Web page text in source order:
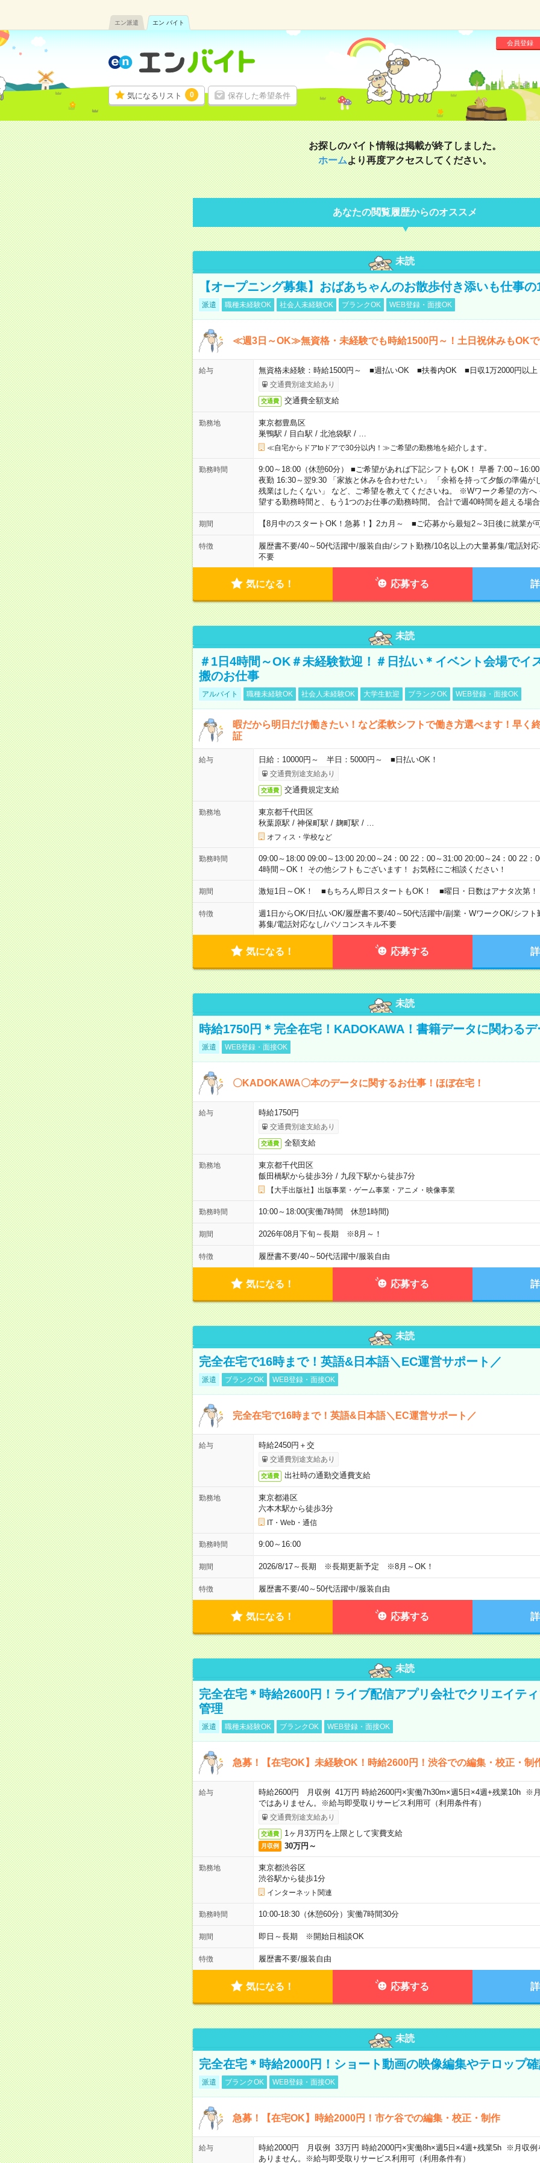
エン派遣 エン バイト
気になるリスト 0 保存した希望条件
会員登録
お探しのバイト情報は掲載が終了しました。
ホームより再度アクセスしてください。
あなたの閲覧履歴からのオススメ
未読
【オープニング募集】おばあちゃんのお散歩付き添いも仕事の
派遣 職種未経験OK 社会人未経験OK ブランクOK WEB登録・面接OK
≪週3日～OK≫無資格・未経験でも時給1500円～！土日祝休みもOK
給与 無資格未経験：時給1500円～ ■週払いOK ■扶養内OK ■日収1万2000円以上
交通費別途支給あり
交通費 交通費全額支給
勤務地
東京都豊島区
巣鴨駅 / 目白駅 / 北池袋駅 / …
≪自宅からドアtoドアで30分以内！≫ご希望の勤務地を紹介します。
勤務時間
9:00～18:00（休憩60分） ■ご希望があれば下記シフトもOK！ 早番 7:00～
夜勤 16:30～翌9:30 「家族と休みを合わせたい」 「余裕を持って夕飯の準備が
残業はしたくない」 など、ご希望を教えてくださいね。 ※Wワーク希望の方へ
望する勤務時間と、もう1つのお仕事の勤務時間。 合計で週40時間を超える場
期間 【8月中のスタートOK！急募！】2カ月～ ■ご応募から最短2～3日後に就業が
特徴 履歴書不要/40～50代活躍中/服装自由/シフト勤務/10名以上の大量募集/電話対
不要
気になる！ 応募する
未読
＃1日4時間～OK＃未経験歓迎！＃日払い＊イベント会場でイ
搬のお仕事
アルバイト 職種未経験OK 社会人未経験OK 大学生歓迎 ブランクOK WEB登録・面接OK
暇だから明日だけ働きたい！など柔軟シフトで働き方選べます！早く
証
給与 日給：10000円～ 半日：5000円～ ■日払いOK！
交通費別途支給あり
交通費 交通費規定支給
勤務地
東京都千代田区
秋葉原駅 / 神保町駅 / 麹町駅 / …
オフィス・学校など
勤務時間
09:00～18:00 09:00～13:00 20:00～24：00 22：00～31:00 20:00～24：00 22
4時間～OK！ その他シフトもございます！ お気軽にご相談ください！
期間 激短1日～OK！ ■もちろん即日スタートもOK！ ■曜日・日数はアナタ次第！
特徴 週1日からOK/日払いOK/履歴書不要/40～50代活躍中/副業・WワークOK/シフト
募集/電話対応なし/パソコンスキル不要
気になる！ 応募する
未読
時給1750円＊完全在宅！KADOKAWA！書籍データに関わる
派遣 WEB登録・面接OK
〇KADOKAWA〇本のデータに関するお仕事！ほぼ在宅！
給与 時給1750円
交通費別途支給あり
交通費 全額支給
勤務地
東京都千代田区
飯田橋駅から徒歩3分/ 九段下駅から徒歩7分
【大手出版社】出版事業・ゲーム事業・アニメ・映像事業
勤務時間 10:00～18:00(実働7時間 休憩1時間)
期間 2026年08月下旬～長期 ※8月～！
特徴 履歴書不要/40～50代活躍中/服装自由
気になる！ 応募する
未読
完全在宅で16時まで！英語&日本語＼EC運営サポート／
派遣 ブランクOK WEB登録・面接OK
完全在宅で16時まで！英語&日本語＼EC運営サポート／
給与 時給2450円＋交
交通費別途支給あり
交通費 出社時の通勤交通費支給
勤務地
東京都港区
六本木駅から徒歩3分
IT・Web・通信
勤務時間 9:00～16:00
期間 2026/8/17～長期 ※長期更新予定 ※8月～OK！
特徴 履歴書不要/40～50代活躍中/服装自由
気になる！ 応募する
未読
完全在宅＊時給2600円！ライブ配信アプリ会社でクリエイテ
管理
派遣 職種未経験OK ブランクOK WEB登録・面接OK
急募！【在宅OK】未経験OK！時給2600円！渋谷での編集・校正・制
給与
時給2600円 月収例 41万円 時給2600円×実働7h30m×週5日×4週+残業10h ※
ではありません。※給与即受取りサービス利用可（利用条件有）
交通費別途支給あり
交通費 1ヶ月3万円を上限として実費支給
月収例 30万円～
勤務地
東京都渋谷区
渋谷駅から徒歩1分
インターネット関連
勤務時間 10:00-18:30（休憩60分）実働7時間30分
期間 即日～長期 ※開始日相談OK
特徴 履歴書不要/服装自由
気になる！ 応募する
未読
完全在宅＊時給2000円！ショート動画の映像編集やテロップ
派遣 ブランクOK WEB登録・面接OK
急募！【在宅OK】時給2000円！市ケ谷での編集・校正・制作
給与
時給2000円 月収例 33万円 時給2000円×実働8h×週5日×4週+残業5h ※月収例
ありません。※給与即受取りサービス利用可（利用条件有）